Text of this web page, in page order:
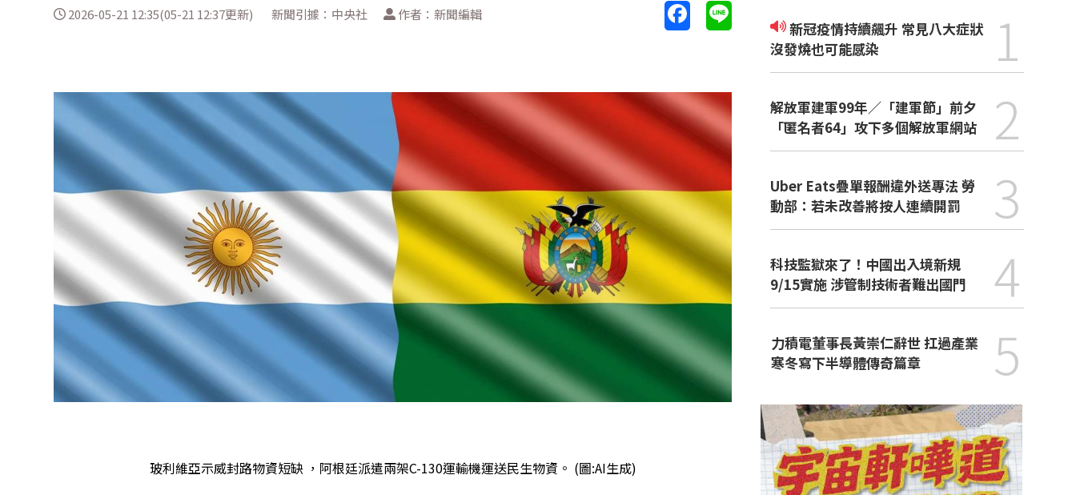
2026-05-21 12:35(05-21 12:37更新) 新聞引據：中央社 作者：新聞編輯
玻利維亞示威封路物資短缺 ，阿根廷派遣兩架C-130運輸機運送民生物資。 (圖:AI生成)
新冠疫情持續飆升 常見八大症狀
沒發燒也可能感染
1
解放軍建軍99年／「建軍節」前夕
「匿名者64」攻下多個解放軍網站
2
Uber Eats疊單報酬違外送專法 勞
動部：若未改善將按人連續開罰
3
科技監獄來了！中國出入境新規
9/15實施 涉管制技術者難出國門
4
力積電董事長黃崇仁辭世 扛過產業
寒冬寫下半導體傳奇篇章
5